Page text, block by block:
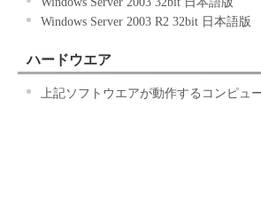
Windows Server 2003 R2 32bit 日本語版
ハードウエア
上記ソフトウエアが動作するコンピュ